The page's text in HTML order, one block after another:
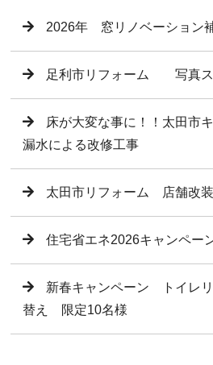
2026年 窓リノベーション
足利市リフォーム 写真ス
床が大変な事に！！太田市
漏水による改修工事
太田市リフォーム 店舗改
住宅省エネ2026キャンペー
新春キャンペーン トイレ
替え 限定10名様